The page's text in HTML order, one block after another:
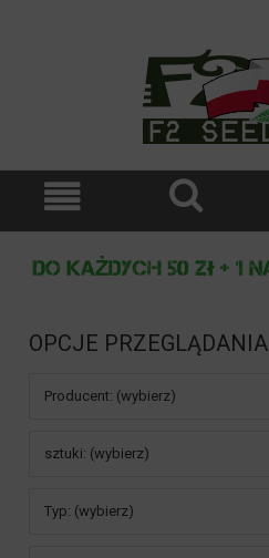
OPCJE PRZEGLĄDANIA
Producent: (wybierz)
sztuki: (wybierz)
Typ: (wybierz)